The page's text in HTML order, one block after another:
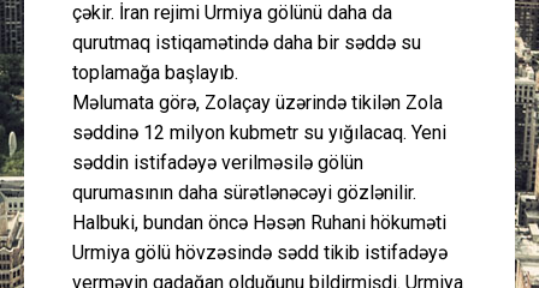
Cəmiyyət
Əlaqə
çəkir. İran rejimi Urmiya gölünü daha da
qurutmaq istiqamətində daha bir səddə su
toplamağa başlayıb.
Məlumata görə, Zolaçay üzərində tikilən Zola
səddinə 12 milyon kubmetr su yığılacaq. Yeni
səddin istifadəyə verilməsilə gölün
qurumasının daha sürətlənəcəyi gözlənilir.
Halbuki, bundan öncə Həsən Ruhani hökuməti
Urmiya gölü hövzəsində sədd tikib istifadəyə
verməyin qadağan olduğunu bildirmişdi. Urmiya